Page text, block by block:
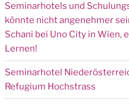
Seminarhotels und
könnte nicht angenehmer
Schani bei Uno City in Wien,
Lernen!
Seminarhotel
Refugium Hochstrass